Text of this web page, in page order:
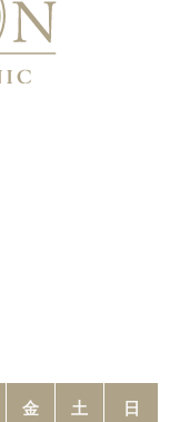
金 土 日